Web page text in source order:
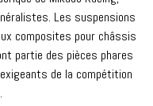
Les suspensions
composites pour châssis
partie des pièces phares
de la compétition